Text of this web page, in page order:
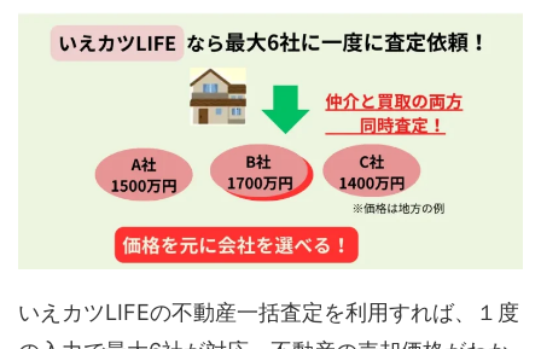
いえカツLIFEの不動産一括査定を利用すれば、１度